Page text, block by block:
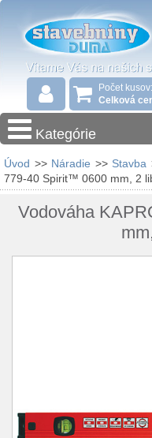
Počet
Celková
Kategórie
Úvod >> Náradie >> Stavba
779-40 Spirit™ 0600 mm, 2
Vodováha